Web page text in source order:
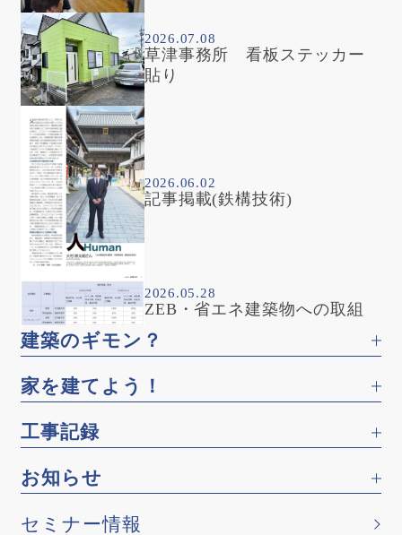
2026.07.08
草津事務所 看板ステッカー
貼り
2026.06.02
記事掲載(鉄構技術)
2026.05.28
ZEB・省エネ建築物への取組
建築のギモン？
家を建てよう！
工事記録
お知らせ
セミナー情報